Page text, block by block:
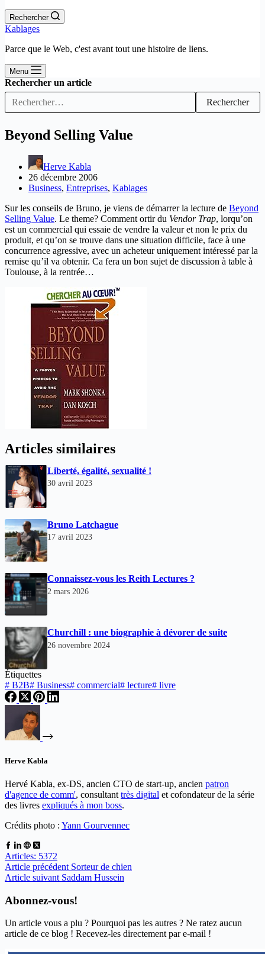
Rechercher
Kablages
Parce que le Web, c'est avant tout une histoire de liens.
Menu
Rechercher un article
Rechercher
Beyond Selling Value
Herve Kabla
26 décembre 2006
Business, Entreprises, Kablages
Sur les conseils de Bruno, je viens de démarrer la lecture de Beyond
Selling Value. Le theme? Comment ortir du Vendor Trap, lorqu’on
est un commercial qui essaie de vendre la valeur et non le prix du
produit, et qu’on se trouve dans une situation difficile, face à une
concurrence agressive, avec un acheteur uniquement intéressé par la
remise qu’il va obtenir. Ca fera un bon sujet de discussion à table à
Toulouse, à la rentrée…
Articles similaires
Liberté, égalité, sexualité !
30 avril 2023
Bruno Latchague
17 avril 2023
Connaissez-vous les Reith Lectures ?
2 mars 2026
Churchill : une biographie à dévorer de suite
26 novembre 2024
Étiquettes
# B2B# Business# commercial# lecture# livre
Herve Kabla
Hervé Kabla, ex-DS, ancien CTO de start-up, ancien patron
d'agence de comm', consultant très digital et cofondateur de la série
des livres expliqués à mon boss.
Crédits photo : Yann Gourvennec
Articles: 5372
Article précédent Sorteur de chien
Article suivant Saddam Hussein
Abonnez-vous!
Un article vous a plu ? Pourquoi pas les autres ? Ne ratez aucun
article de ce blog ! Recevez-les directement par e-mail !